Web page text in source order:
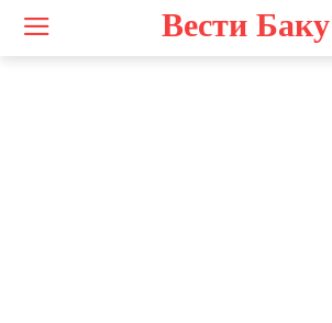
Вести Баку